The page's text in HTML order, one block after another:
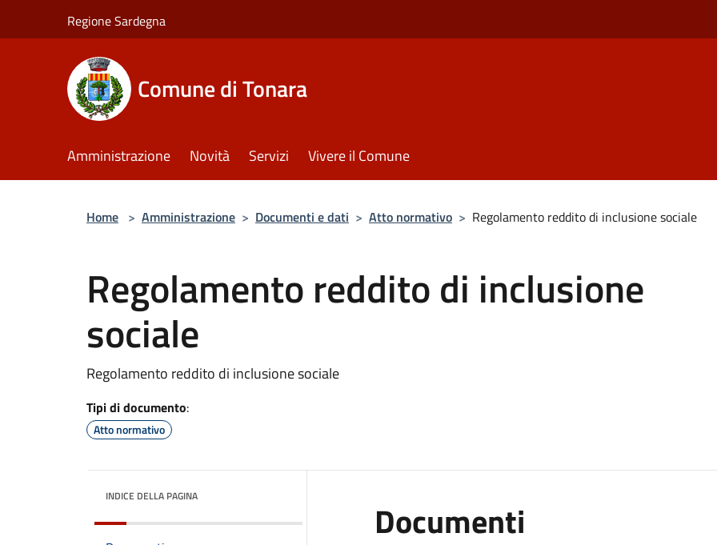
Regione Sardegna
Comune di Tonara
Amministrazione Novità Servizi Vivere il Comune
Home > Amministrazione > Documenti e dati > Atto normativo > Regolamento reddito di inclusione sociale
Regolamento reddito di inclusione
sociale
Regolamento reddito di inclusione sociale
Tipi di documento:
Atto normativo
INDICE DELLA PAGINA
Documenti